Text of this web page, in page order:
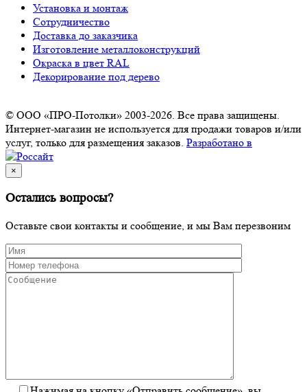
Установка и монтаж
Сотрудничество
Доставка до заказчика
Изготовление металлоконструкций
Окраска в цвет RAL
Декорирование под дерево
© ООО «ПРО-Потолки» 2003-2026. Все права защищены.
Интернет-магазин не используется для продажи товаров и/или
услуг, только для размещения заказов. Разработано в
×
Остались вопросы?
Оставьте свои контакты и сообщение, и мы Вам перезвоним